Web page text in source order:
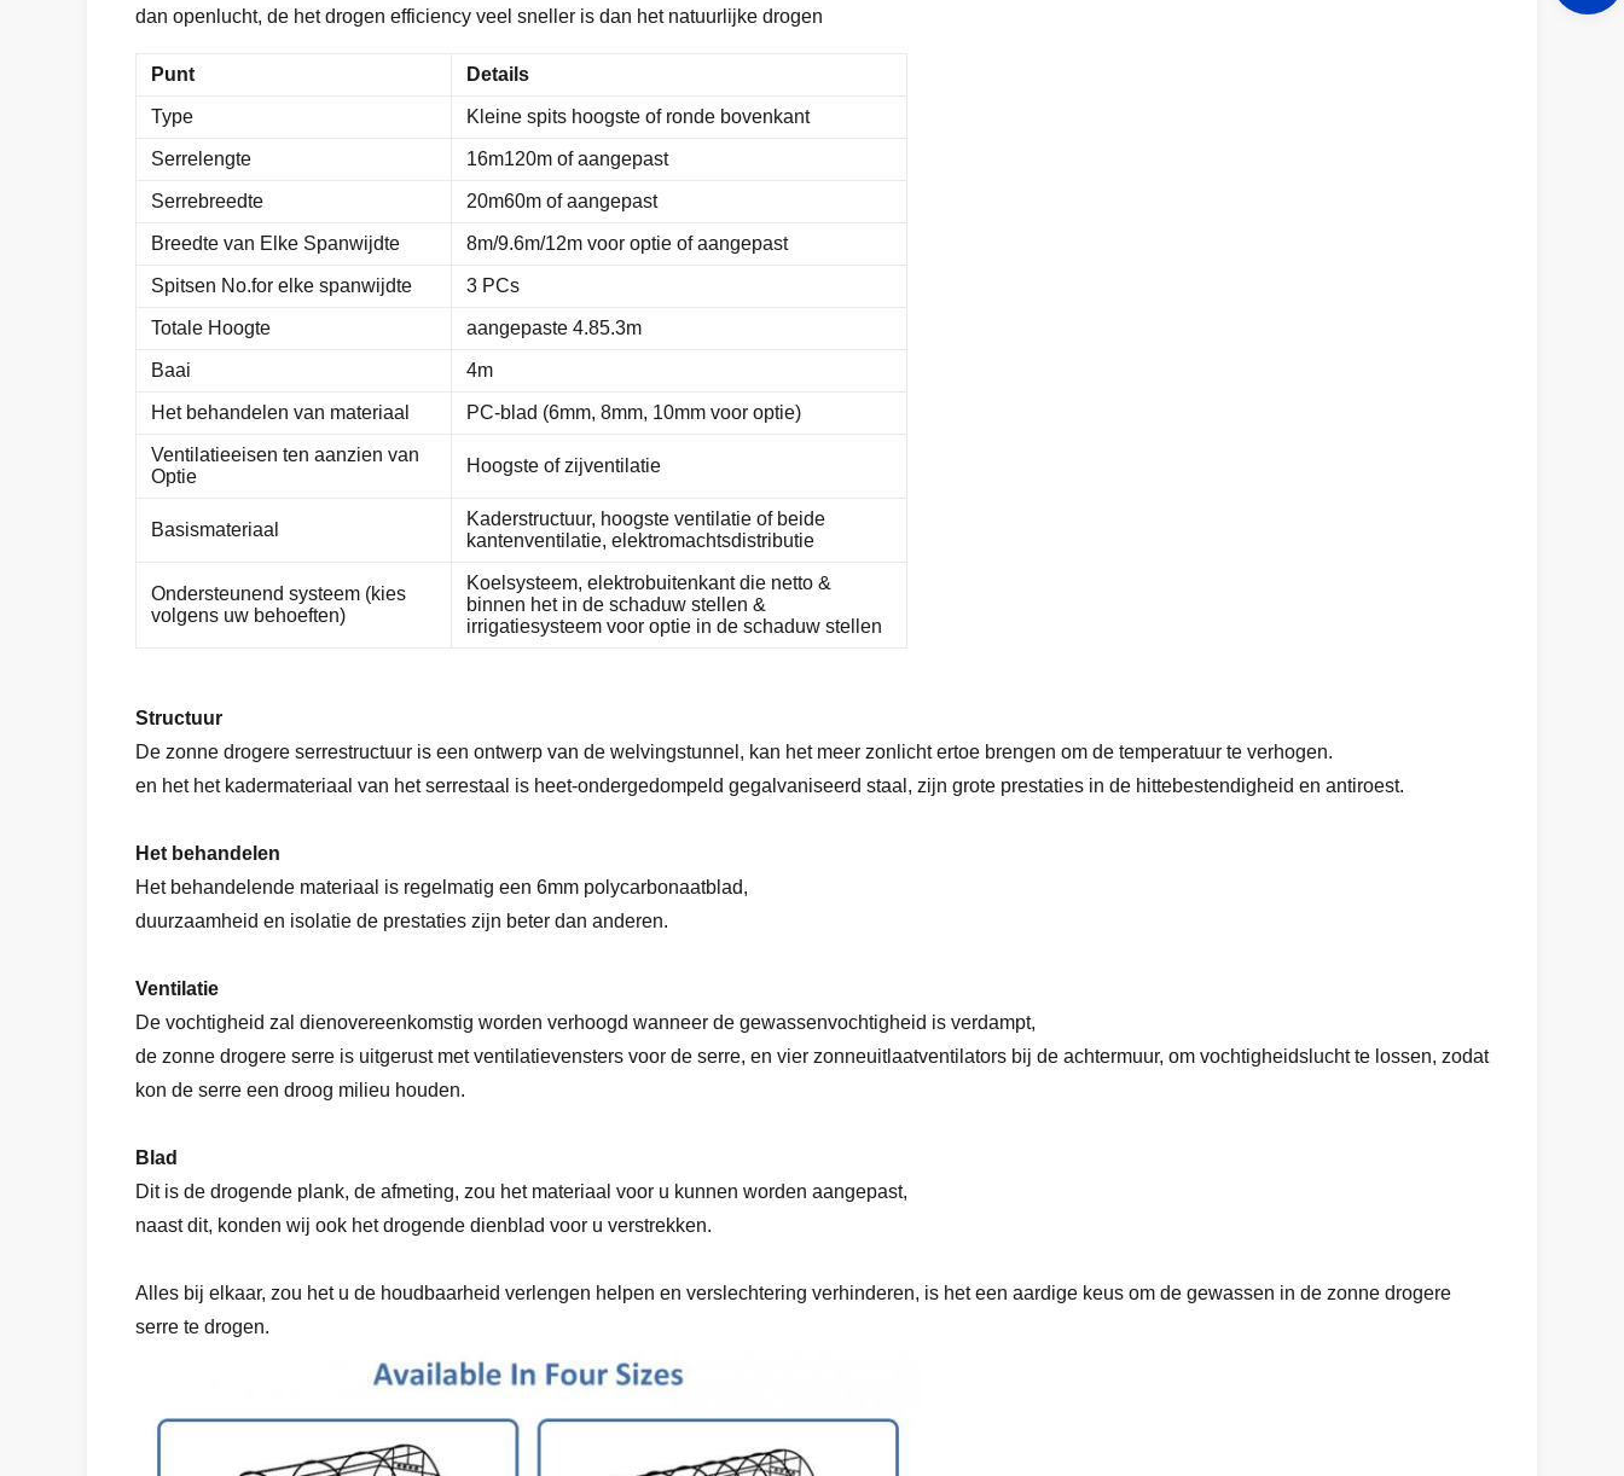
dan openlucht, de het drogen efficiency veel sneller is dan het natuurlijke drogen
Punt Details
Type Kleine spits hoogste of ronde bovenkant
Serrelengte 16m120m of aangepast
Serrebreedte 20m60m of aangepast
Breedte van Elke Spanwijdte 8m/9.6m/12m voor optie of aangepast
Spitsen No.for elke spanwijdte 3 PCs
Totale Hoogte aangepaste 4.85.3m
Baai 4m
Het behandelen van materiaal PC-blad (6mm, 8mm, 10mm voor optie)
Ventilatieeisen ten aanzien van
Optie
Hoogste of zijventilatie
Basismateriaal
Kaderstructuur, hoogste ventilatie of beide
kantenventilatie, elektromachtsdistributie
Ondersteunend systeem (kies
volgens uw behoeften)
Koelsysteem, elektrobuitenkant die netto &
binnen het in de schaduw stellen &
irrigatiesysteem voor optie in de schaduw stellen
Structuur
De zonne drogere serrestructuur is een ontwerp van de welvingstunnel, kan het meer zonlicht ertoe brengen om de temperatuur te verhogen.
en het het kadermateriaal van het serrestaal is heet-ondergedompeld gegalvaniseerd staal, zijn grote prestaties in de hittebestendigheid en antiroest.
Het behandelen
Het behandelende materiaal is regelmatig een 6mm polycarbonaatblad,
duurzaamheid en isolatie de prestaties zijn beter dan anderen.
Ventilatie
De vochtigheid zal dienovereenkomstig worden verhoogd wanneer de gewassenvochtigheid is verdampt,
de zonne drogere serre is uitgerust met ventilatievensters voor de serre, en vier zonneuitlaatventilators bij de achtermuur, om vochtigheidslucht te lossen, zodat
kon de serre een droog milieu houden.
Blad
Dit is de drogende plank, de afmeting, zou het materiaal voor u kunnen worden aangepast,
naast dit, konden wij ook het drogende dienblad voor u verstrekken.
Alles bij elkaar, zou het u de houdbaarheid verlengen helpen en verslechtering verhinderen, is het een aardige keus om de gewassen in de zonne drogere
serre te drogen.